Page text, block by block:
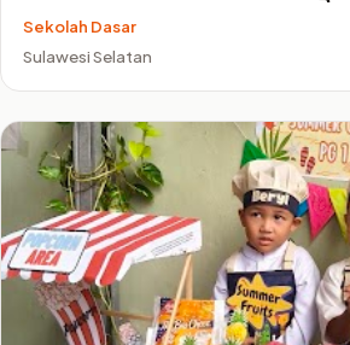
Sekolah Dasar
Sulawesi Selatan